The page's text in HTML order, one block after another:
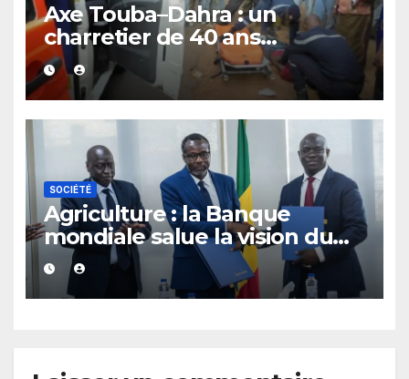
Axe Touba–Dahra : un
charretier de 40 ans
mortellement fauché par un
véhicule particulier
SOCIÉTÉ
Agriculture : la Banque
mondiale salue la vision du
Sénégal après une rencontre
avec le ministère